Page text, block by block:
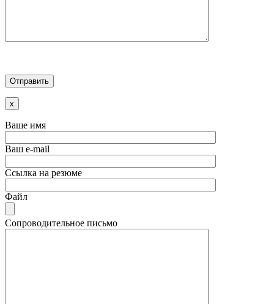
x
Ваше имя
Ваш e-mail
Ссылка на резюме
Файл
Сопроводительное письмо